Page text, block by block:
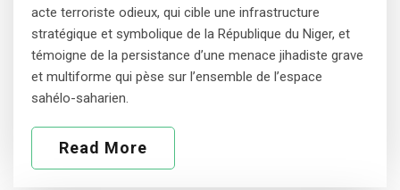
acte terroriste odieux, qui cible une infrastructure
stratégique et symbolique de la République du Niger, et
témoigne de la persistance d’une menace jihadiste grave
et multiforme qui pèse sur l’ensemble de l’espace
sahélo-saharien.
Read More